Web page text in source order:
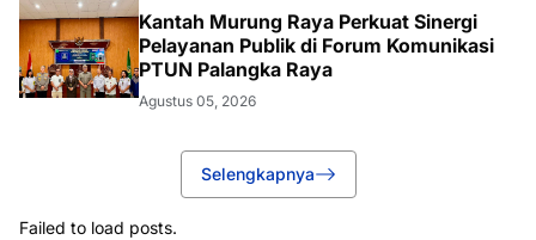
Kantah Murung Raya Perkuat Sinergi
Pelayanan Publik di Forum Komunikasi
PTUN Palangka Raya
Agustus 05, 2026
Selengkapnya
Failed to load posts.